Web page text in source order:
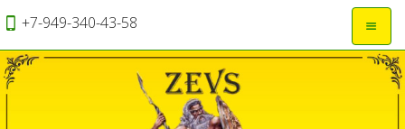
+7-949-340-43-58